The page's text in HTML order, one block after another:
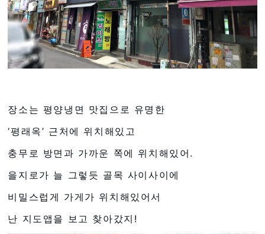
장소는 평양냉면 맛집으로 유명한
‘평래옥’ 근처에 위치해있고
충무로 방면과 가까운 쪽에 위치해있어.
을지로가 늘 그렇듯 골목 사이사이에
비밀스럽게 가게가 위치해있어서
난 지도앱을 보고 찾아갔지!